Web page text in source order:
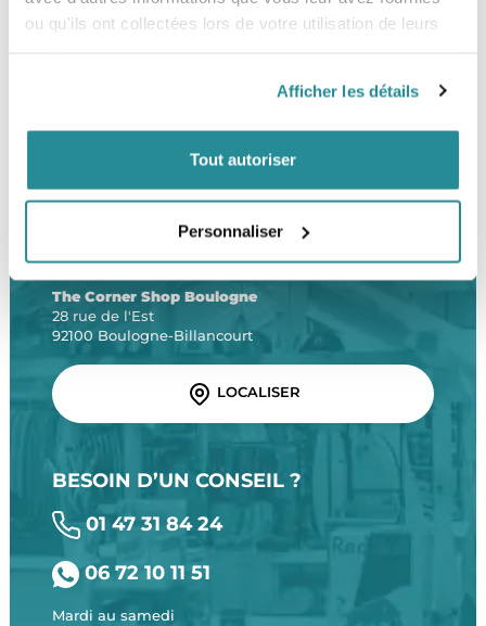
ou qu'ils ont collectées lors de votre utilisation de leurs
Afficher les détails
Tout autoriser
Personnaliser
À partir de 99€ d’achat*
LE SHOP
The Corner Shop Boulogne
28 rue de l'Est
92100 Boulogne-Billancourt
LOCALISER
BESOIN D’UN CONSEIL ?
01 47 31 84 24
06 72 10 11 51
Mardi au samedi